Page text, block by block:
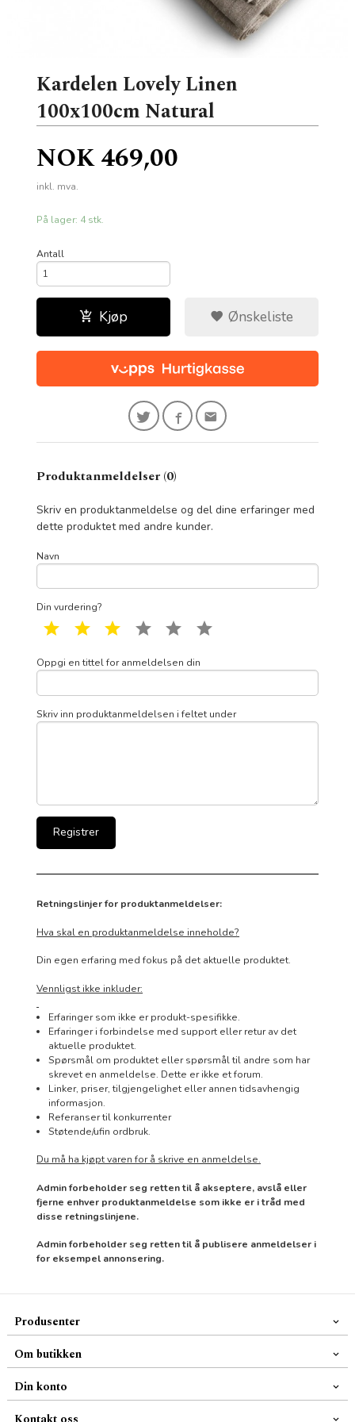
Kardelen Lovely Linen
100x100cm Natural
Pris
NOK469,00
inkl. mva.
På lager: 4 stk.
Antall
Kjøp Ønskeliste
Produktanmeldelser (0)
Skriv en produktanmeldelse og del dine erfaringer med
dette produktet med andre kunder.
Navn
Din vurdering?
1 star 2 star 3 star 4 star 5 star
Oppgi en tittel for anmeldelsen din
Skriv inn produktanmeldelsen i feltet under
Retningslinjer for produktanmeldelser:
Hva skal en produktanmeldelse inneholde?
Din egen erfaring med fokus på det aktuelle produktet.
Vennligst ikke inkluder:
Erfaringer som ikke er produkt-spesifikke.
Erfaringer i forbindelse med support eller retur av det
aktuelle produktet.
Spørsmål om produktet eller spørsmål til andre som har
skrevet en anmeldelse. Dette er ikke et forum.
Linker, priser, tilgjengelighet eller annen tidsavhengig
informasjon.
Referanser til konkurrenter
Støtende/ufin ordbruk.
Du må ha kjøpt varen for å skrive en anmeldelse.
Admin forbeholder seg retten til å akseptere, avslå eller
fjerne enhver produktanmeldelse som ikke er i tråd med
disse retningslinjene.
Admin forbeholder seg retten til å publisere anmeldelser i
for eksempel annonsering.
Produsenter
Om butikken
Din konto